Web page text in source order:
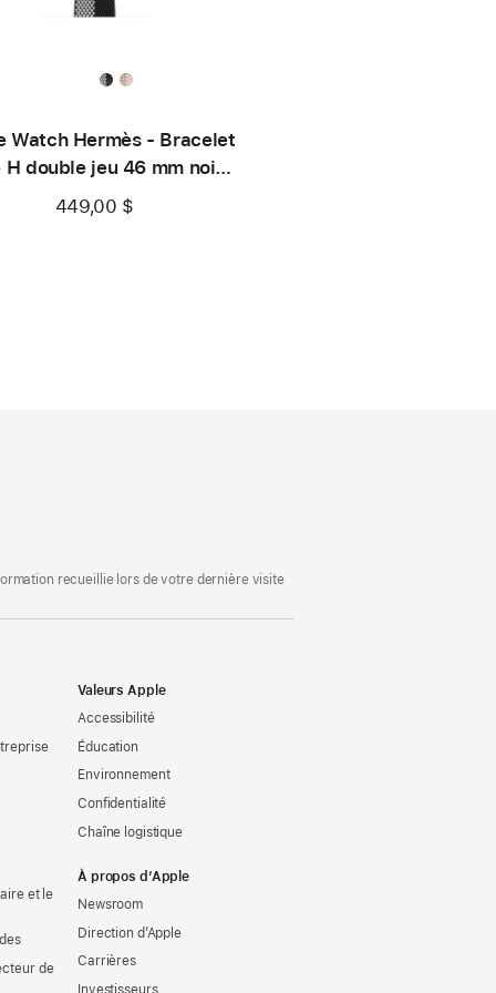
Watch Hermès - Bracelet
H double jeu 46 mm noir/
écru
449,00 $
recueillie lors de votre dernière visite
et le
de
Valeurs Apple
Accessibilité
Éducation
Environnement
Confidentialité
Chaîne logistique
À propos d’Apple
Newsroom
Direction d’Apple
Carrières
Investisseurs